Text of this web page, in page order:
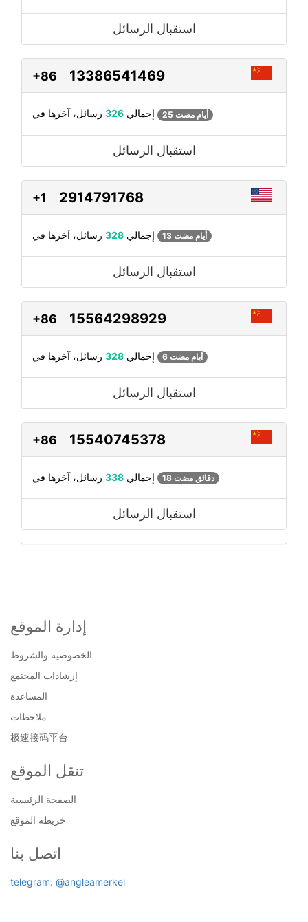
استقبال الرسائل
+86 13386541469
إجمالي 326 25 أيام مضت
استقبال الرسائل
+1 2914791768
إجمالي 328 13 أيام مضت
استقبال الرسائل
+86 15564298929
إجمالي 328 6 أيام مضت
استقبال الرسائل
+86 15540745378
إجمالي 338 18 دقائق مضت
استقبال الرسائل
إدارة الموقع
الخصوصية والشروط
إرشادات المجتمع
المساعدة
ملاحظات
极速接码平台
تنقل الموقع
الصفحة الرئيسية
خريطة الموقع
اتصل بنا
telegram: @angleamerkel